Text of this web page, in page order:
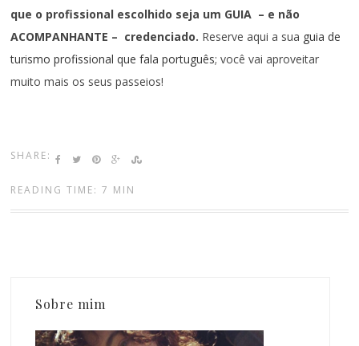
que o profissional escolhido seja um GUIA – e não
ACOMPANHANTE – credenciado. Reserve aqui a sua guia de
turismo profissional que fala português; você vai aproveitar
muito mais os seus passeios!
SHARE:
READING TIME: 7 MIN
Sobre mim